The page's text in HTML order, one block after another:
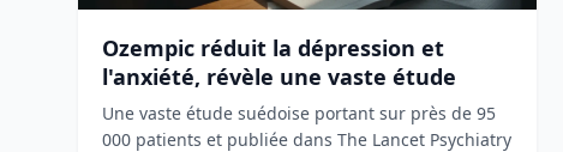
Ozempic réduit la dépression et
l'anxiété, révèle une vaste étude
Une vaste étude suédoise portant sur près de 95
000 patients et publiée dans The Lancet Psychiatry